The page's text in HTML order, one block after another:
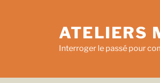
ATELIERS
Interroger le passé pour